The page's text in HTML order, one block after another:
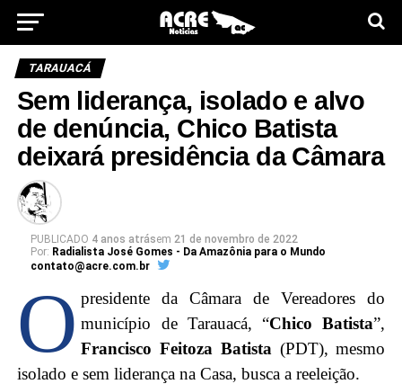
TARAUACÁ
Sem liderança, isolado e alvo
de denúncia, Chico Batista
deixará presidência da Câmara
PUBLICADO 4 anos atrásem 21 de novembro de 2022
Por: Radialista José Gomes - Da Amazônia para o Mundo
contato@acre.com.br
O presidente da Câmara de Vereadores do
município de Tarauacá, “Chico Batista”,
Francisco Feitoza Batista (PDT), mesmo
isolado e sem liderança na Casa, busca a reeleição.